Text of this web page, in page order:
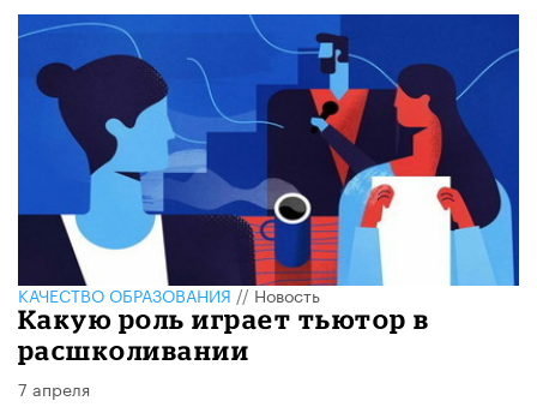
КАЧЕСТВО ОБРАЗОВАНИЯ//Новость
Какую роль играет тьютор в
расшколивании
7 апреля